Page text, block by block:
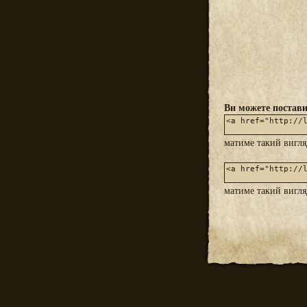
Ви можете
матиме такий
матиме такий